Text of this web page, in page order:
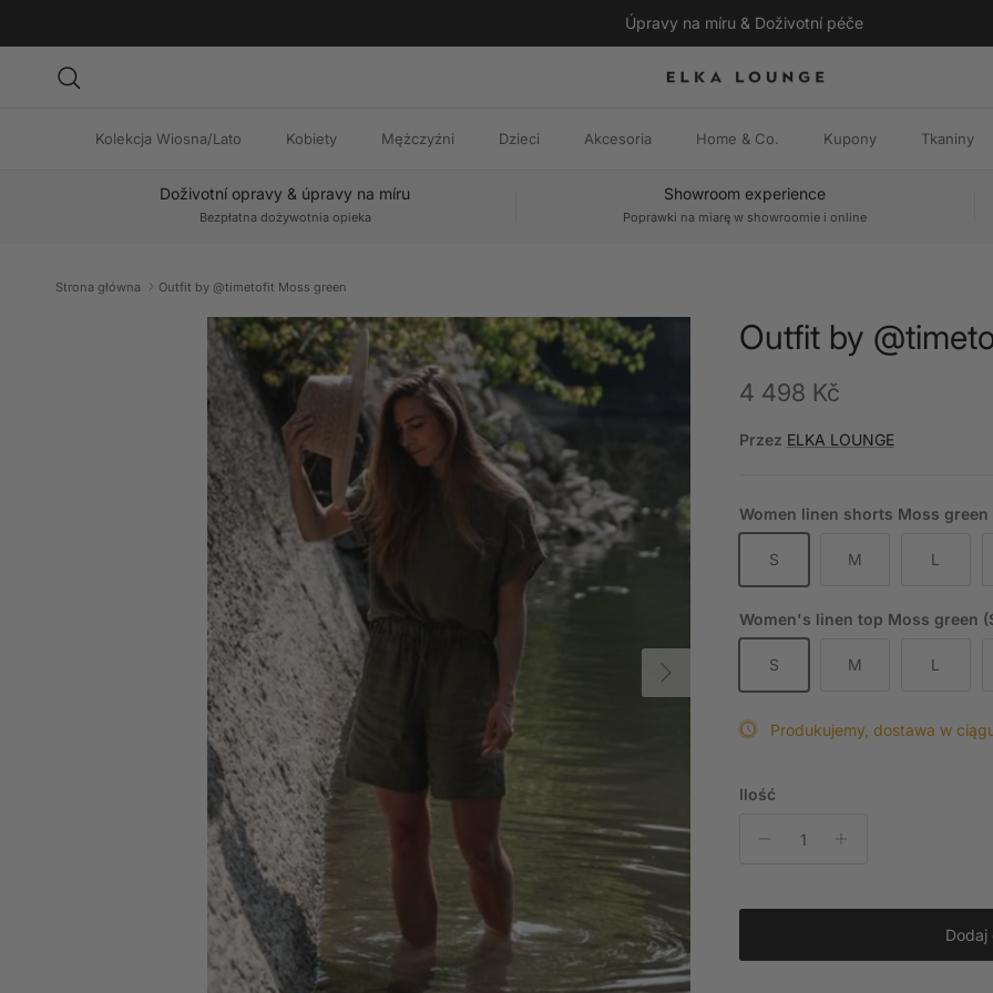
Úpravy na míru & Doživotní péče
Kolekcja Wiosna/Lato Kobiety Mężczyźni Dzieci Akcesoria Home & Co. Kupony Tkaniny
Doživotní opravy & úpravy na míru
Bezpłatna dożywotnia opieka
Showroom experience
Poprawki na miarę w showroomie i online
Strona główna Outfit by @timetofit Moss green
Przejdź do informacji o produkcie Outfit by
Cena regularna
4 498 Kč
Przez ELKA LOUNGE
Women linen shorts Moss green
S M L
Women's linen top Moss green
S M L
Produkujemy, dostawa w
Ilość
Dodaj